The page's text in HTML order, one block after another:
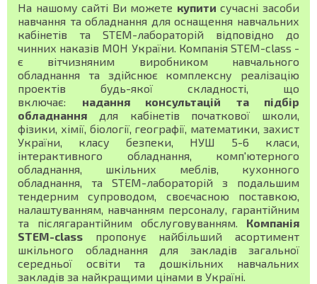
На нашому сайті Ви можете купити сучасні засоби
навчання та обладнання для оснащення навчальних
кабінетів та STEM-лабораторій відповідно до
чинних наказів МОН України. Компанія STEM-class -
є вітчизняним виробником навчального
обладнання та здійснює комплексну реалізацію
проектів будь-якої складності, що
включає: надання консультацій та підбір
обладнання для кабінетів початкової школи,
фізики, хімії, біології, географії, математики, захист
України, класу безпеки, НУШ 5-6 класи,
інтерактивного обладнання, комп'ютерного
обладнання, шкільних меблів, кухонного
обладнання, та STEM-лабораторій з подальшим
тендерним супроводом, своєчасною поставкою,
налаштуванням, навчанням персоналу, гарантійним
та післягарантійним обслуговуванням. Компанія
STEM-class пропонує найбільший асортимент
шкільного обладнання для закладів загальної
середньої освіти та дошкільних навчальних
закладів за найкращими цінами в Україні.